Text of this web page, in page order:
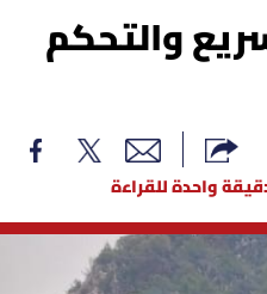
والتحكم
واحدة للقراءة